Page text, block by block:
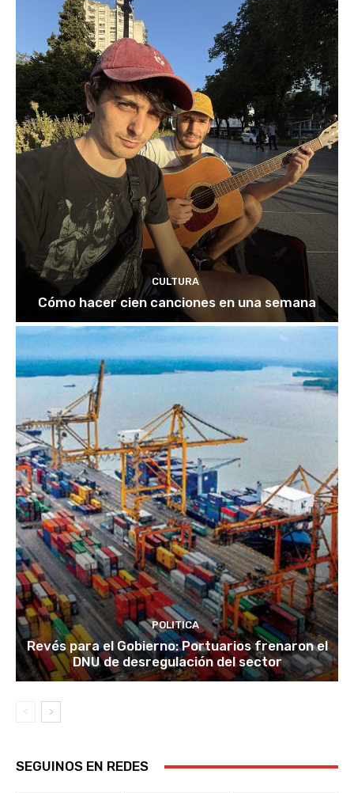
CULTURA
Cómo hacer cien canciones en una semana
POLITICA
Revés para el Gobierno: Portuarios frenaron el
DNU de desregulación del sector
SEGUINOS EN REDES